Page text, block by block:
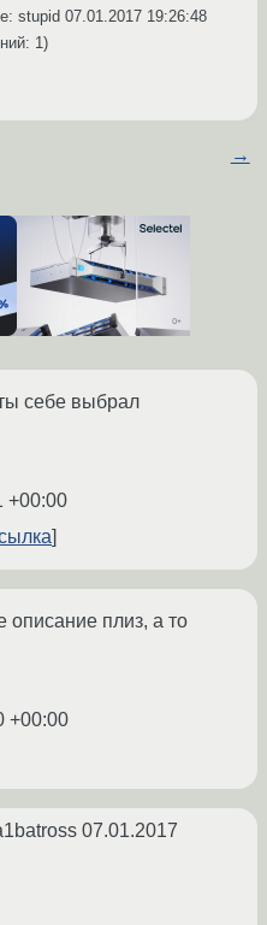
stupid 07.01.2017 19:26:48
1)
→
себе выбрал
+00:00
описание плиз, а то
+00:00
07.01.2017